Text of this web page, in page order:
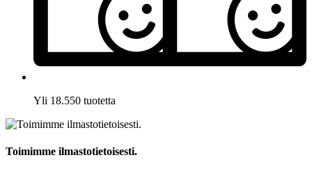
Yli 18.550 tuotetta
Toimimme ilmastotietoisesti.